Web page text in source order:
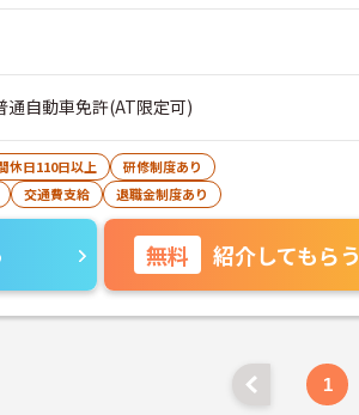
自動車免許(AT限定可)
休日110日以上
研修制度あり
交通費支給 退職金制度あり
無料 紹介してもらう
1